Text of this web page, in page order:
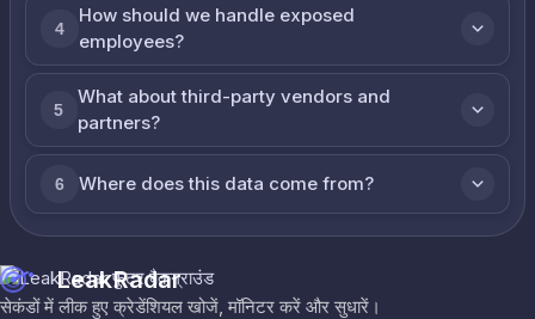
4
How should we handle exposed
employees?
5
What about third-party vendors and
partners?
6 Where does this data come from?
LeakRadar
सेकंडों में लीक हुए क्रेडेंशियल खोजें, मॉनिटर करें और सुधारें।